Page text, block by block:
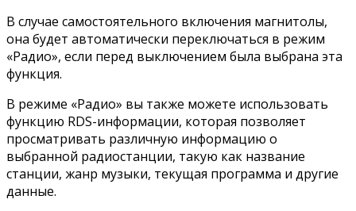
В случае самостоятельного включения магнитолы,
она будет автоматически переключаться в режим
«Радио», если перед выключением была выбрана эта
функция.
В режиме «Радио» вы также можете использовать
функцию RDS-информации, которая позволяет
просматривать различную информацию о
выбранной радиостанции, такую как название
станции, жанр музыки, текущая программа и другие
данные.